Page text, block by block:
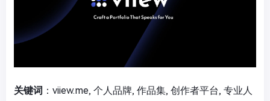
关键词 ：viiew.me, 个人品牌, 作品集, 创作者平台, 专业人